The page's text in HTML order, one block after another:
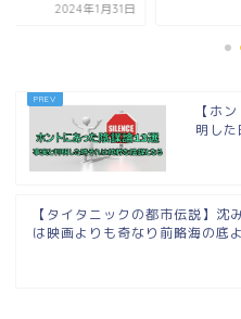
2024年1月31日
【ホ
明し
【タイタニックの都市伝説】沈
は映画よりも奇なり前略海の底